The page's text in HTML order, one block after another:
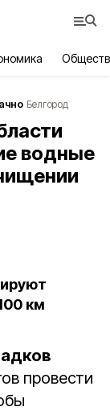
Белгород
водные
км
провести